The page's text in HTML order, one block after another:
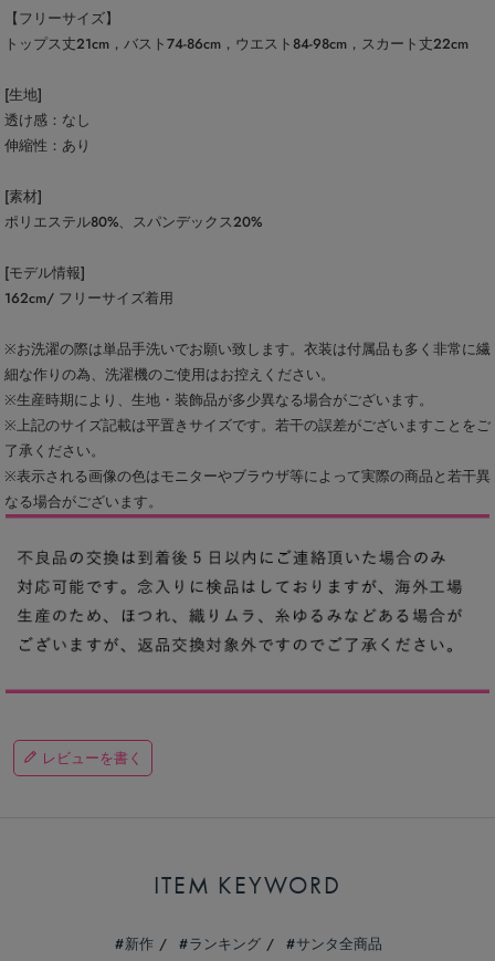
【フリーサイズ】
トップス丈21cm，バスト74-86cm，ウエスト84-98cm，スカート丈22cm
[生地]
透け感：なし
伸縮性：あり
[素材]
ポリエステル80%、スパンデックス20%
[モデル情報]
162cm/ フリーサイズ着用
※お洗濯の際は単品手洗いでお願い致します。衣装は付属品も多く非常に繊
細な作りの為、洗濯機のご使用はお控えください。
※生産時期により、生地・装飾品が多少異なる場合がございます。
※上記のサイズ記載は平置きサイズです。若干の誤差がございますことをご
了承ください。
※表示される画像の色はモニターやブラウザ等によって実際の商品と若干異
なる場合がございます。
レビューを書く
ITEM KEYWORD
新作 ランキング
サンタ全商品